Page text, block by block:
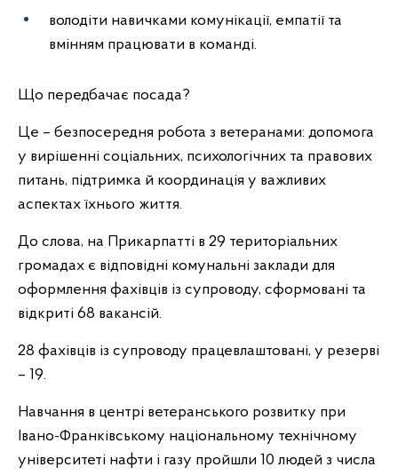
володіти навичками комунікації, емпатії та
вмінням працювати в команді.
Що передбачає посада?
Це – безпосередня робота з ветеранами: допомога
у вирішенні соціальних, психологічних та правових
питань, підтримка й координація у важливих
аспектах їхнього життя.
До слова, на Прикарпатті в 29 територіальних
громадах є відповідні комунальні заклади для
оформлення фахівців із супроводу, сформовані та
відкриті 68 вакансій.
28 фахівців із супроводу працевлаштовані, у резерві
– 19.
Навчання в центрі ветеранського розвитку при
Івано-Франківському національному технічному
університеті нафти і газу пройшли 10 людей з числа